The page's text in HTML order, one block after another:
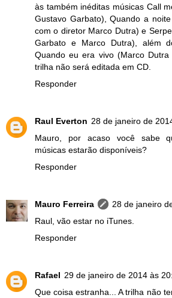
às também inéditas músicas Call
Gustavo Garbato), Quando a
com o diretor Marco Dutra) e
Garbato e Marco Dutra), além
Quando eu era vivo (Marco
trilha não será editada em CD.
Responder
Raul Everton 28 de janeiro de
Mauro, por acaso você sabe
músicas estarão disponíveis?
Responder
Mauro Ferreira
28 de janeiro
Raul, vão estar no iTunes.
Responder
Rafael 29 de janeiro de 2014 às
Que coisa estranha... A trilha não